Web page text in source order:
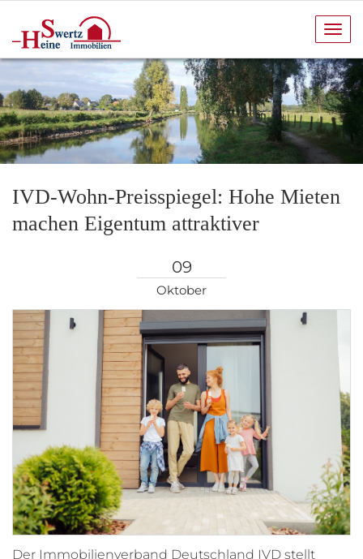
IVD-Wohn-Preisspiegel: Hohe Mieten
machen Eigentum attraktiver
09
Oktober
Der Immobilienverband Deutschland IVD stellt